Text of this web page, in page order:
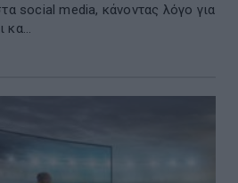
social media, κάνοντας λόγο για
κα...